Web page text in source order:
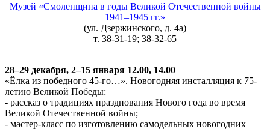
Музей «Смоленщина в годы Великой Отечественной войны
1941–1945 гг.»
(ул. Дзержинского, д. 4а)
т. 38-31-19; 38-32-65
28–29 декабря, 2–15 января 12.00, 14.00
«Ёлка из победного 45-го…». Новогодняя инсталляция к 75-
летию Великой Победы:
- рассказ о традициях празднования Нового года во время
Великой Отечественной войны;
- мастер-класс по изготовлению самодельных новогодних